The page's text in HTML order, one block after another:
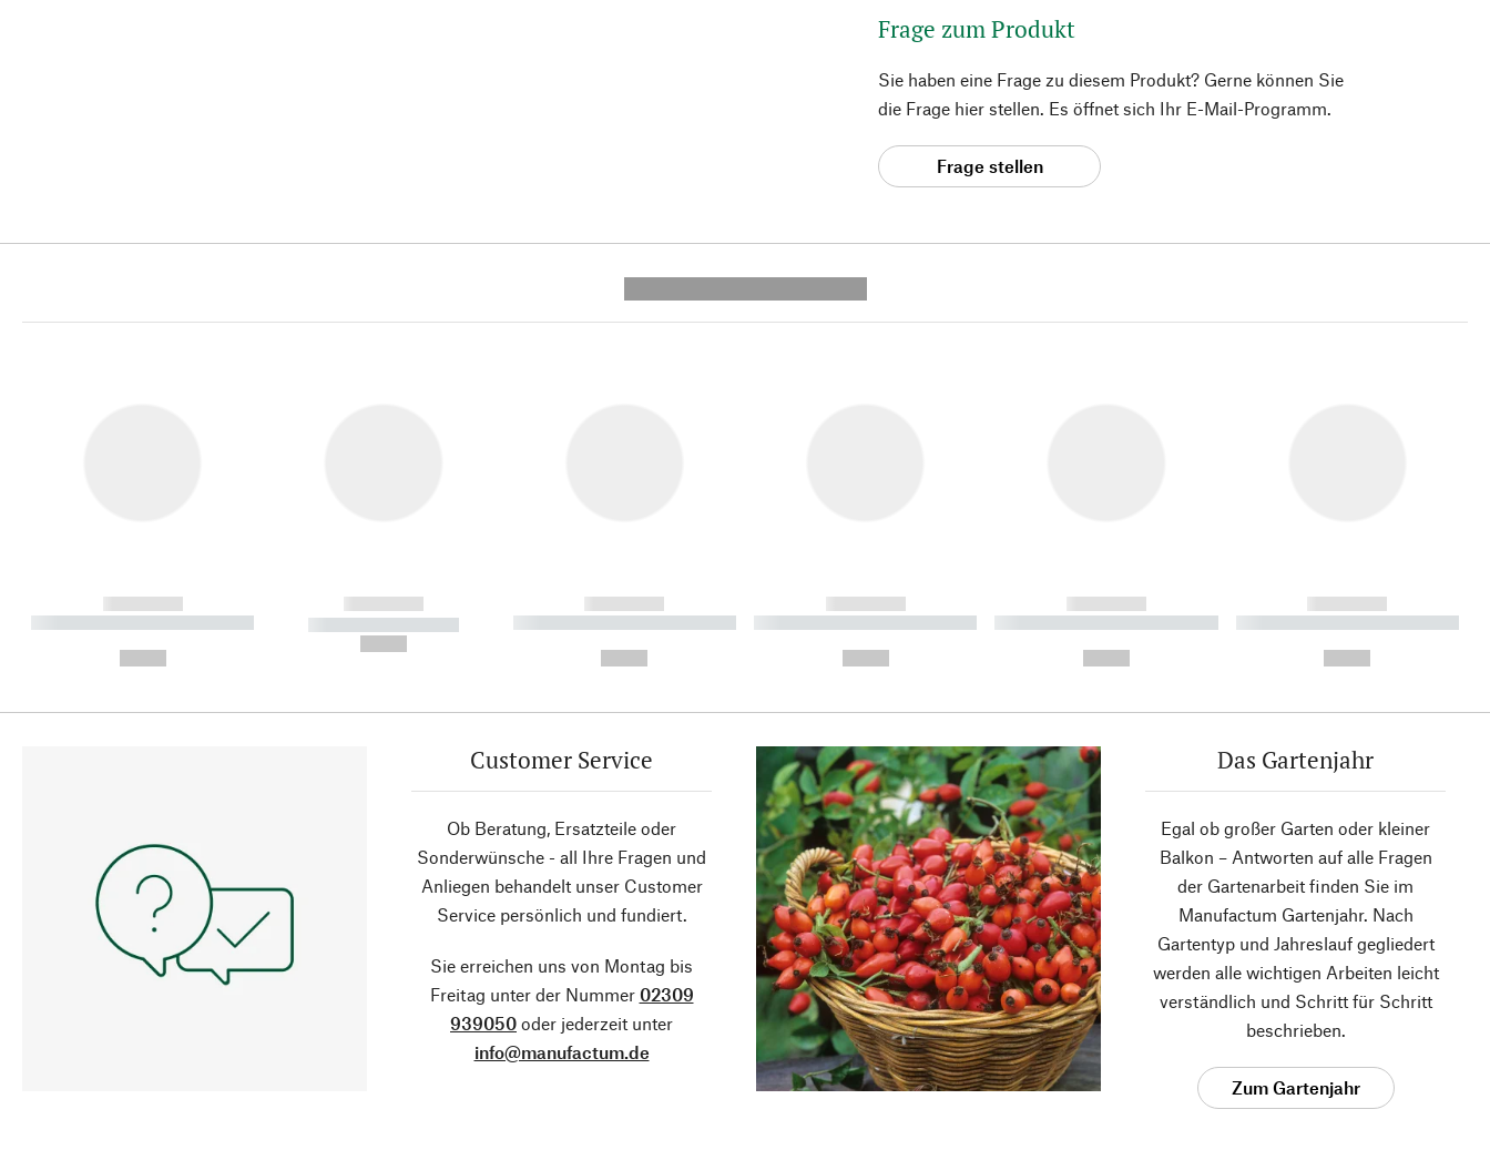
Frage zum Produkt
Sie haben eine Frage zu diesem Produkt? Gerne können Sie
die Frage hier stellen. Es öffnet sich Ihr E-Mail-Programm.
Frage stellen
------------
----------- ----------- ----------
------------
----------- -----------
------------
----------- ----------- ----------
------------
----------- ----------- ----------
------------
----------- ----------- ----------
------------
----------- ----------- ----------
Customer Service
Ob Beratung, Ersatzteile oder
Sonderwünsche - all Ihre Fragen und
Anliegen behandelt unser Customer
Service persönlich und fundiert.
Sie erreichen uns von Montag bis
Freitag unter der Nummer 02309
939050 oder jederzeit unter
info@manufactum.de
Das Gartenjahr
Egal ob großer Garten oder kleiner
Balkon – Antworten auf alle Fragen
der Gartenarbeit finden Sie im
Manufactum Gartenjahr. Nach
Gartentyp und Jahreslauf gegliedert
werden alle wichtigen Arbeiten leicht
verständlich und Schritt für Schritt
beschrieben.
Zum Gartenjahr